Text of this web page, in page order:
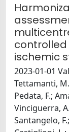
ischemic
2023-01-01
Tettamanti,
Pedata, F.;
Vinciguerra,
Santangelo,